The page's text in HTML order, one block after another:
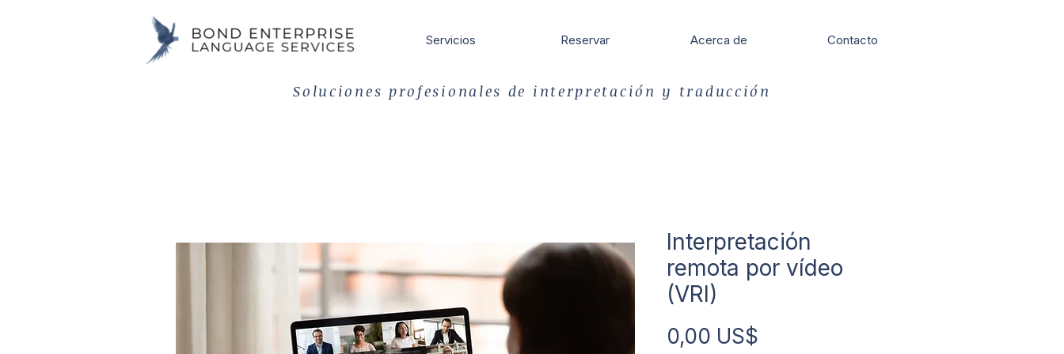
Servicios Reservar Acerca de Contacto
Soluciones profesionales de interpretación y traducción
Interpretación
remota por vídeo
(VRI)
0,00 US$